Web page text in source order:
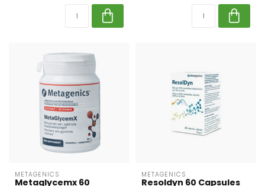
METAGENICS
Metaglycemx 60
METAGENICS
Resoldyn 60 Capsules